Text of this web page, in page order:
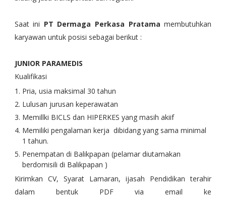
Saat ini PT Dermaga Perkasa Pratama membutuhkan
karyawan untuk posisi sebagai berikut :
JUNIOR PARAMEDIS
Kualifikasi
Pria, usia maksimal 30 tahun
Lulusan jurusan keperawatan
Memillki BICLS dan HIPERKES yang masih akiif
Memiliki pengalaman kerja dibidang yang sama minimal
1 tahun.
Penempatan di Balikpapan (pelamar diutamakan
berdomisili di Balikpapan )
Kirimkan CV, Syarat Lamaran, ijasah Pendidikan terahir
dalam bentuk PDF via email ke